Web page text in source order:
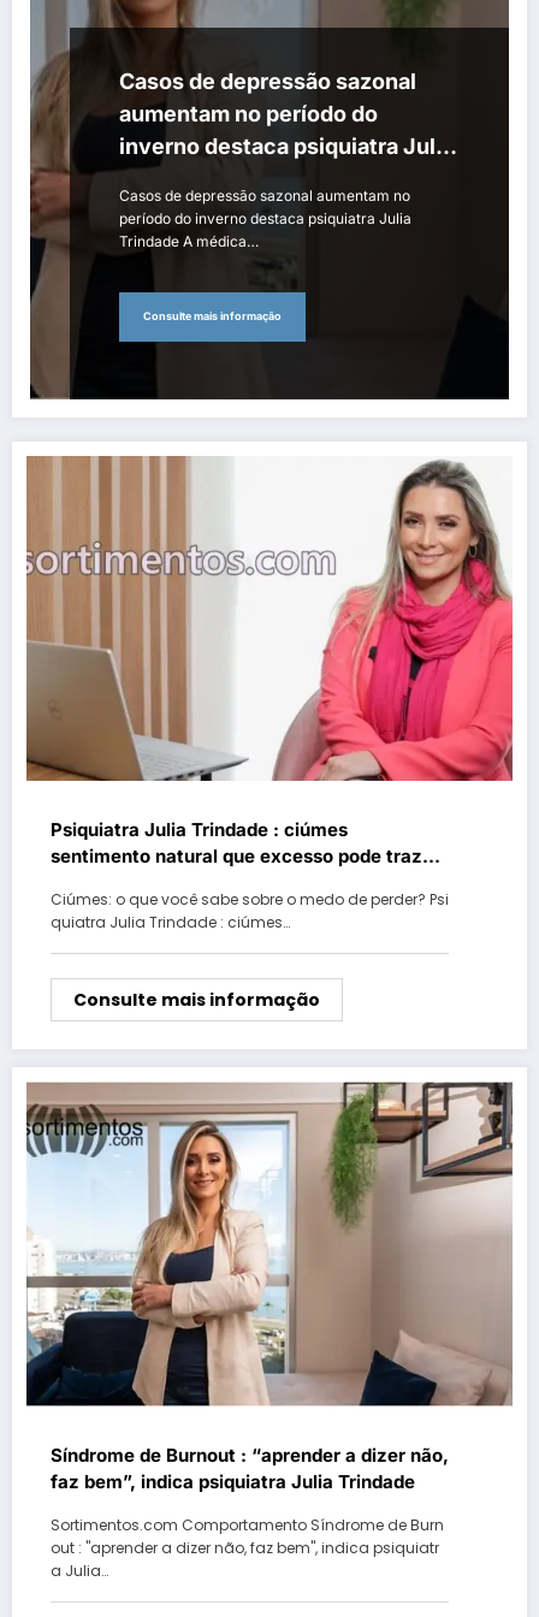
Casos de depressão sazonal
aumentam no período do
inverno destaca psiquiatra Julia
Trindade
Casos de depressão sazonal aumentam no
período do inverno destaca psiquiatra Julia
Trindade A médica…
Consulte mais informação
Psiquiatra Julia Trindade : ciúmes
sentimento natural que excesso pode trazer
Ciúmes: o que você sabe sobre o medo de perder? Psi
quiatra Julia Trindade : ciúmes…
Consulte mais informação
Síndrome de Burnout : “aprender a dizer não,
faz bem”, indica psiquiatra Julia Trindade
Sortimentos.com Comportamento Síndrome de Burn
out : "aprender a dizer não, faz bem", indica psiquiatr
a Julia…